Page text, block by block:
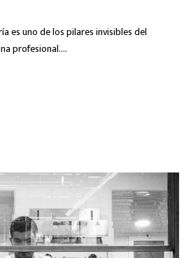
es uno de los pilares invisibles del
profesional....